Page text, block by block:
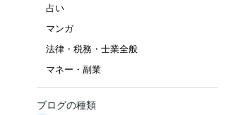
占い
マンガ
法律・税務・士業全般
マネー・副業
ブログの種類